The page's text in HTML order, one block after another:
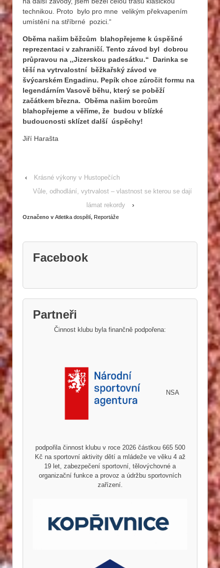
technikou. Proto bylo pro mne velikým překvapením
umístění na stříbrné pozici.“
Oběma našim běžcům blahopřejeme k úspěšné
reprezentaci v zahraničí. Tento závod byl dobrou
průpravou na ,,Jizerskou padesátku.“ Darinka se
těší na vytrvalostní běžkařský závod ve
švýcarském Engadinu. Pepík chce zúročit formu na
legendárním Vasově běhu, který se poběží
začátkem března. Oběma našim borcům
blahopřejeme a věříme, že budou v blízké
budoucnosti sklízet další úspěchy!
Jiří Harašta
‹
Krásné výkony v Hustopečích
Vůle, odhodlání, vytrvalost – vlastnost se kterou se dají
lámat rekordy
›
Označeno v Atletika dospělí, Reportáže
Facebook
Partneři
Činnost klubu byla finančně podpořena:
NSA
podpořila činnost klubu v roce 2026 částkou 665 500
Kč na sportovní aktivity dětí a mládeže ve věku 4 až
19 let, zabezpečení sportovní, tělovýchovné a
organizační funkce a provoz a údržbu sportovních
zařízení.